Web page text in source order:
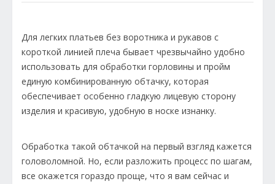
Для легких платьев без воротника и рукавов с
короткой линией плеча бывает чрезвычайно удобно
использовать для обработки горловины и пройм
единую комбинированную обтачку, которая
обеспечивает особенно гладкую лицевую сторону
изделия и красивую, удобную в носке изнанку.
Обработка такой обтачкой на первый взгляд кажется
головоломной. Но, если разложить процесс по шагам,
все окажется гораздо проще, что я вам сейчас и